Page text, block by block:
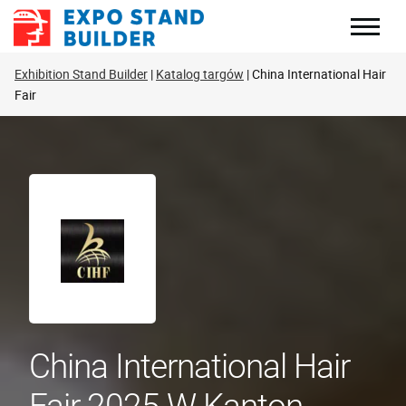
Skip
Exhibition Stand Builder Katalog targów China International Hair
Fair
China International Hair